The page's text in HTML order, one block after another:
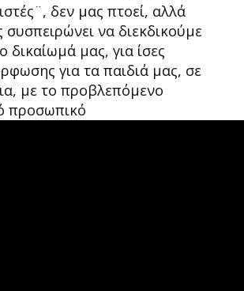
δεν μας πτοεί, αλλά
συσπειρώνει να διεκδικούμε
δικαίωμά μας, για ίσες
για τα παιδιά μας, σε
με το προβλεπόμενο
προσωπικό